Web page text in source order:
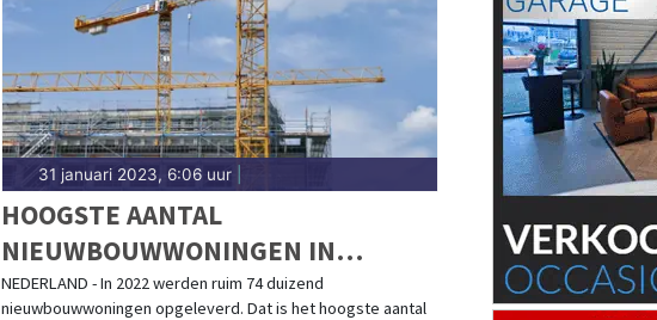
31 januari 2023, 6:06 uur|
HOOGSTE AANTAL
NIEUWBOUWWONINGEN IN
AFGELOPEN DECENNIUM
NEDERLAND - In 2022 werden ruim 74 duizend
nieuwbouwwoningen opgeleverd. Dat is het hoogste aantal